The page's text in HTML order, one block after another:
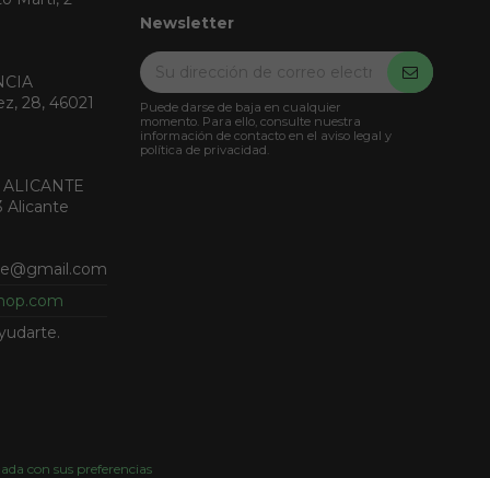
28, 46021
Alicante
Newsletter
Puede darse de baja en cualquier
momento. Para ello, consulte nuestra
información de contacto en el aviso legal y
política de privacidad.
con sus preferencias